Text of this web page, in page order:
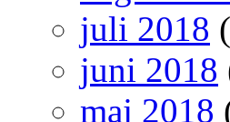
juli 2018
juni 2018
maj 2018